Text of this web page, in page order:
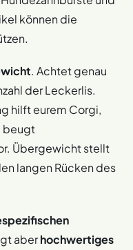
können die
. Achtet genau
der Leckerlis.
hilft eurem Corgi,
beugt
Übergewicht stellt
langen Rücken des
aberhochwertiges